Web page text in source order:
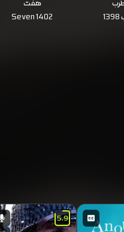
Seven 1402
5.9